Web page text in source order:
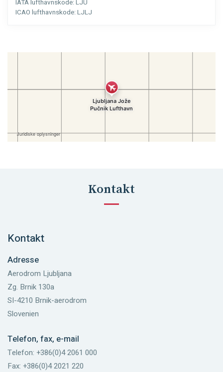
IATA lufthavnskode:LJU
ICAO lufthavnskode:LJLJ
Kontakt
Kontakt
Adresse
Aerodrom Ljubljana
Zg. Brnik 130a
SI-4210 Brnik-aerodrom
Slovenien
Telefon, fax, e-mail
Telefon: +386(0)4 2061 000
Fax: +386(0)4 2021 220